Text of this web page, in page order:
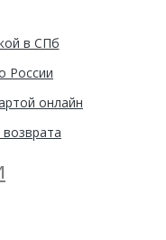
в СПб
России
онлайн